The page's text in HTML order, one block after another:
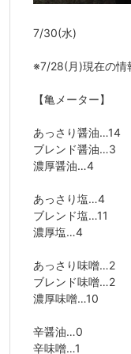
7/30(水)
※7/28(月)現在の情
【亀メーター】
あっさり醤油…14
ブレンド醤油…3
濃厚醤油…4
あっさり塩…4
ブレンド塩…11
濃厚塩…4
あっさり味噌…2
ブレンド味噌…2
濃厚味噌…10
辛醤油…0
辛味噌…1